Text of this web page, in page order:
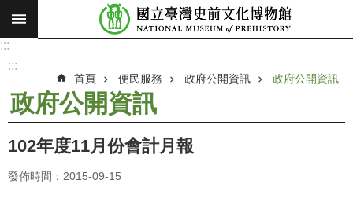
跳到主要內容區塊
搜
願
使
命
:::
:::
首頁 便民服務 政府公開資訊 政府公開資訊
政府公開資訊
102年度11月份會計月報
發佈時間：2015-09-15